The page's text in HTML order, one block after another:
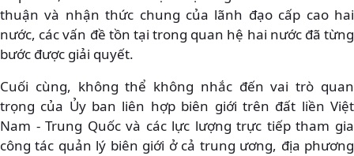
thuận và nhận thức chung của lãnh đạo cấp cao hai
nước, các vấn đề tồn tại trong quan hệ hai nước đã từng
bước được giải quyết.
Cuối cùng, không thể không nhắc đến vai trò quan
trọng của Ủy ban liên hợp biên giới trên đất liền Việt
Nam - Trung Quốc và các lực lượng trực tiếp tham gia
công tác quản lý biên giới ở cả trung ương, địa phương